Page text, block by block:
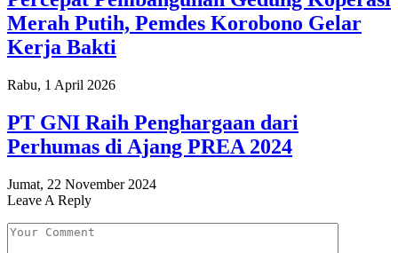
Merah Putih, Pemdes Korobono Gelar
Kerja Bakti
Rabu, 1 April 2026
PT GNI Raih Penghargaan dari
Perhumas di Ajang PREA 2024
Jumat, 22 November 2024
Leave A Reply